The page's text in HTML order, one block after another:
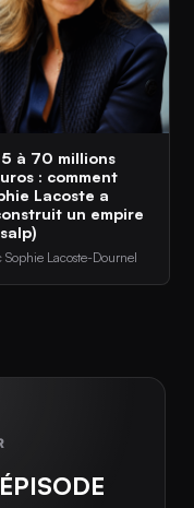
5 à 70 millions
: comment
Lacoste a
un empire
Sophie Lacoste-Dournel